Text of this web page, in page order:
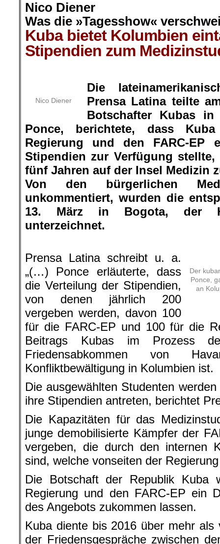
Nico Diener
Was die »Tagesshow«
Kuba bietet Kolumbien
Stipendien zum
Nico Diener
Die
Prensa Latina teilte
Botschafter Kubas
Ponce, berichtete, dass
Regierung und den FARC-EP
Stipendien zur Verfügung
fünf Jahren auf der Insel Medizin
Von den bürgerlichen
unkommentiert, wurden die
13. März in Bogota, der
unterzeichnet.
Der
Ponce,
an
Prensa Latina schreibt u. a.
„(…) Ponce erläuterte, dass
die Verteilung der Stipendien,
von denen jährlich 200
vergeben werden, davon 100
für die FARC-EP und 100 für die
Beitrags Kubas im Prozess
Friedensabkommen von
Konfliktbewältigung in Kolumbien ist.
Die ausgewählten Studenten
ihre Stipendien antreten, berichtet
Die Kapazitäten für das
junge demobilisierte Kämpfer der
vergeben, die durch den internen
sind, welche vonseiten der
Die Botschaft der Republik Kuba
Regierung und den FARC-EP ein
des Angebots zukommen lassen.
Kuba diente bis 2016 über mehr
der Friedensgespräche zwischen